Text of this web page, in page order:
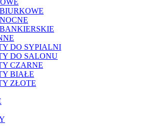
DO SYPIALNI
DO SALONU
CZARNE
BIAŁE
ZŁOTE